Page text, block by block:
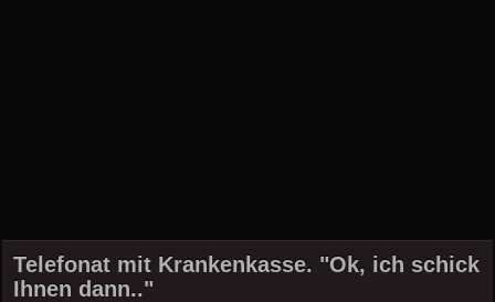
Telefonat mit Krankenkasse. "Ok, ich schick
Ihnen dann.."